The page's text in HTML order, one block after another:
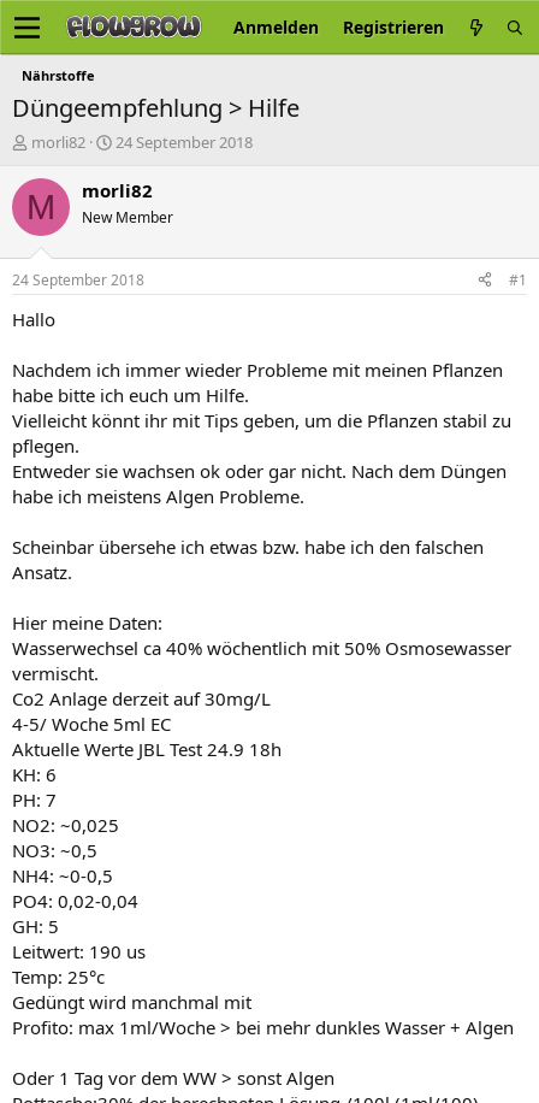
Anmelden Registrieren
Nährstoffe
Düngeempfehlung > Hilfe
E
s
t
e
r
morli82
E
s
e
l
t
24 September 2018
M morli82
New Member
24 September 2018 #1
Hallo
Nachdem ich immer wieder Probleme mit meinen Pflanzen
habe bitte ich euch um Hilfe.
Vielleicht könnt ihr mit Tips geben, um die Pflanzen stabil zu
pflegen.
Entweder sie wachsen ok oder gar nicht. Nach dem Düngen
habe ich meistens Algen Probleme.
Scheinbar übersehe ich etwas bzw. habe ich den falschen
Ansatz.
Hier meine Daten:
Wasserwechsel ca 40% wöchentlich mit 50% Osmosewasser
vermischt.
Co2 Anlage derzeit auf 30mg/L
4-5/ Woche 5ml EC
Aktuelle Werte JBL Test 24.9 18h
KH: 6
PH: 7
NO2: ~0,025
NO3: ~0,5
NH4: ~0-0,5
PO4: 0,02-0,04
GH: 5
Leitwert: 190 us
Temp: 25°c
Gedüngt wird manchmal mit
Profito: max 1ml/Woche > bei mehr dunkles Wasser + Algen
Oder 1 Tag vor dem WW > sonst Algen